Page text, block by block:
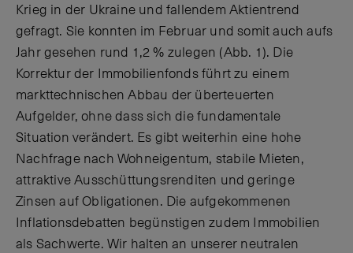
Krieg in der Ukraine und fallendem Aktientrend
gefragt. Sie konnten im Februar und somit auch aufs
Jahr gesehen rund 1,2 % zulegen (Abb. 1). Die
Korrektur der Immobilienfonds führt zu einem
markttechnischen Abbau der überteuerten
Aufgelder, ohne dass sich die fundamentale
Situation verändert. Es gibt weiterhin eine hohe
Nachfrage nach Wohneigentum, stabile Mieten,
attraktive Ausschüttungsrenditen und geringe
Zinsen auf Obligationen. Die aufgekommenen
Inflationsdebatten begünstigen zudem Immobilien
als Sachwerte. Wir halten an unserer neutralen